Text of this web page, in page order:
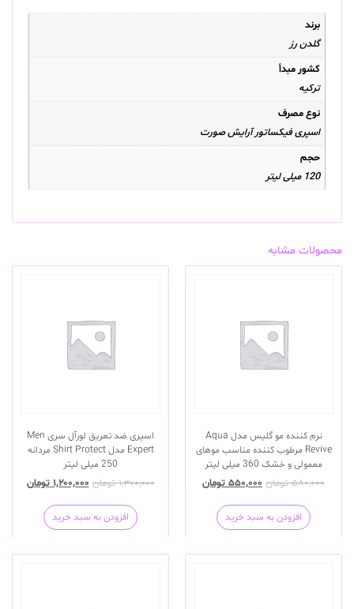
برند
گلدن رز
کشور مبدأ
ترکیه
نوع مصرف
اسپری فیکساتور آرایش صورت
حجم
120 میلی لیتر
محصولات مشابه
نرم کننده مو گلیس مدل Aqua
Revive مرطوب کننده مناسب موهای
معمولی و خشک 360 میلی لیتر
۵۸۰,۰۰۰ تومان ۵۵۰,۰۰۰ تومان
افزودن به سبد خرید
اسپری ضد تعریق لورآل سری Men
Expert مدل Shirt Protect مردانه
250 میلی لیتر
۱,۳۰۰,۰۰۰ تومان ۱,۲۰۰,۰۰۰ تومان
افزودن به سبد خرید